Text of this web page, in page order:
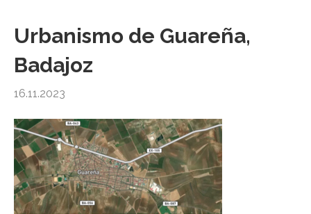
Urbanismo de Guareña,
Badajoz
16.11.2023